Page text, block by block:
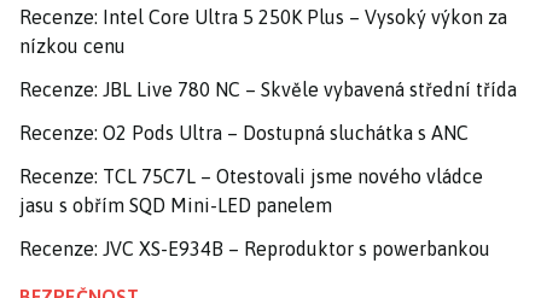
Recenze: Intel Core Ultra 5 250K Plus – Vysoký výkon za
nízkou cenu
Recenze: JBL Live 780 NC – Skvěle vybavená střední třída
Recenze: O2 Pods Ultra – Dostupná sluchátka s ANC
Recenze: TCL 75C7L – Otestovali jsme nového vládce
jasu s obřím SQD Mini-LED panelem
Recenze: JVC XS-E934B – Reproduktor s powerbankou